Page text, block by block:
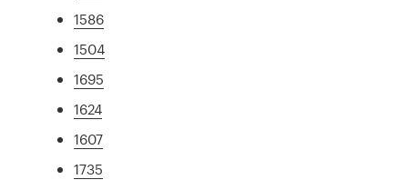
1586
1504
1695
1624
1607
1735